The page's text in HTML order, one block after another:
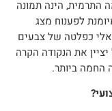
התרמית, הינה תמונה
לפענוח מצג
כפלטה של צבעים
את הנקודה הקרה
החמה ביותר.